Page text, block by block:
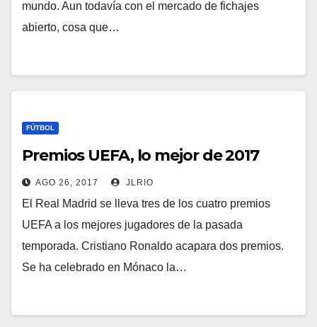
mundo. Aun todavía con el mercado de fichajes
abierto, cosa que…
FÚTBOL
Premios UEFA, lo mejor de 2017
AGO 26, 2017 JLRIO
El Real Madrid se lleva tres de los cuatro premios
UEFA a los mejores jugadores de la pasada
temporada. Cristiano Ronaldo acapara dos premios.
Se ha celebrado en Mónaco la…